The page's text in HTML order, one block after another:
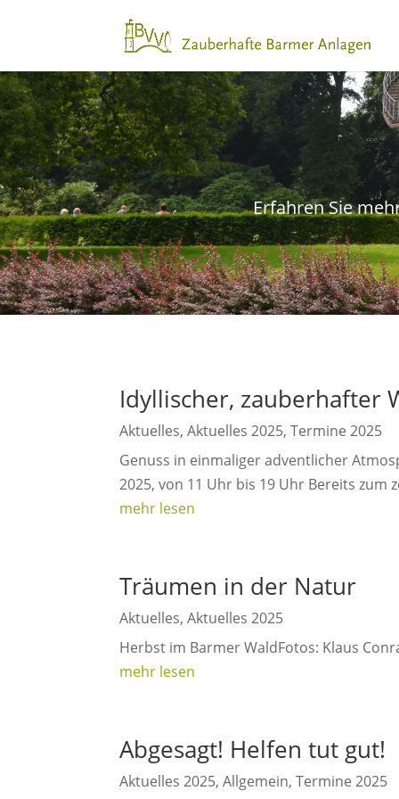
Erfahren Sie
Idyllischer, zauberhafter
Aktuelles,Aktuelles 2025,Termine 2025
Genuss in einmaliger adventlicher
2025, von 11 Uhr bis 19 Uhr Bereits
mehr lesen
Träumen in der Natur
Aktuelles,Aktuelles 2025
Herbst im Barmer WaldFotos: Klaus
mehr lesen
Abgesagt! Helfen tut gut!
Aktuelles 2025,Allgemein,Termine 2025